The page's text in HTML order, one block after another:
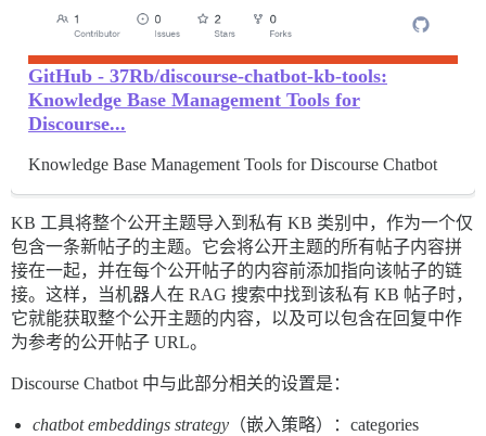
GitHub - 37Rb/discourse-chatbot-kb-tools:
Knowledge Base Management Tools for
Discourse...
Knowledge Base Management Tools for Discourse Chatbot
KB 工具将整个公开主题导入到私有 KB 类别中，作为一个仅
包含一条新帖子的主题。它会将公开主题的所有帖子内容拼
接在一起，并在每个公开帖子的内容前添加指向该帖子的链
接。这样，当机器人在 RAG 搜索中找到该私有 KB 帖子时，
它就能获取整个公开主题的内容，以及可以包含在回复中作
为参考的公开帖子 URL。
Discourse Chatbot 中与此部分相关的设置是：
chatbot embeddings strategy （嵌入策略）：categories